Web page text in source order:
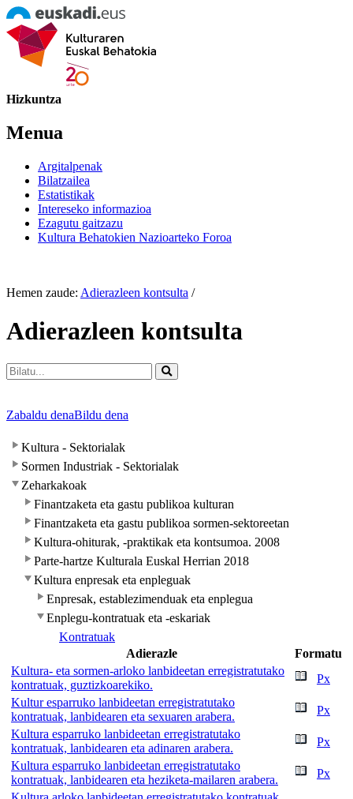
Hizkuntza
Menua
Argitalpenak
Bilatzailea
Estatistikak
Intereseko informazioa
Ezagutu gaitzazu
Kultura Behatokien Nazioarteko Foroa
Hemen zaude: Adierazleen kontsulta /
Adierazleen kontsulta
Zabaldu denaBildu dena
Kultura - Sektorialak
Sormen Industriak - Sektorialak
Zeharkakoak
Finantzaketa eta gastu publikoa kulturan
Finantzaketa eta gastu publikoa sormen-sektoreetan
Kultura-ohiturak, -praktikak eta kontsumoa. 2008
Parte-hartze Kulturala Euskal Herrian 2018
Kultura enpresak eta enpleguak
Enpresak, establezimenduak eta enplegua
Enplegu-kontratuak eta -eskariak
Kontratuak
Adierazle
Formatu
Kultura- eta sormen-arloko lanbideetan erregistratutako
kontratuak, guztizkoarekiko.
Px
Kultur esparruko lanbideetan erregistratutako
kontratuak, lanbidearen eta sexuaren arabera.
Px
Kultura esparruko lanbideetan erregistratutako
kontratuak, lanbidearen eta adinaren arabera.
Px
Kultura esparruko lanbideetan erregistratutako
kontratuak, lanbidearen eta heziketa-mailaren arabera.
Px